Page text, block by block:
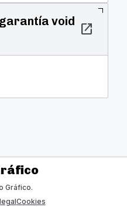
void open_in_new
Gráfico.
Cookies